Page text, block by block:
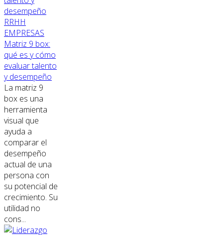
RRHH
EMPRESAS
Matriz 9 box:
qué es y cómo
evaluar talento
y desempeño
La matriz 9
box es una
herramienta
visual que
ayuda a
comparar el
desempeño
actual de una
persona con
su potencial de
crecimiento. Su
utilidad no
cons...